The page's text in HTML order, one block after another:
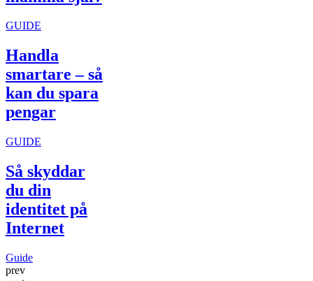
GUIDE
Handla
smartare – så
kan du spara
pengar
GUIDE
Så skyddar
du din
identitet på
Internet
Guide
prev